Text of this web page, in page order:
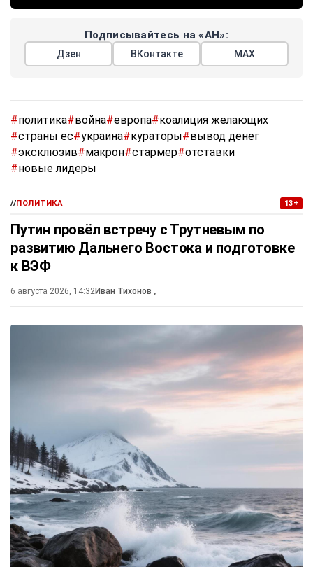
Подписывайтесь на «АН»:
Дзен ВКонтакте МАХ
#политика#война#европа#коалиция желающих
#страны ес#украина#кураторы#вывод денег
#эксклюзив#макрон#стармер#отставки
#новые лидеры
//ПОЛИТИКА 13+
Путин провёл встречу с Трутневым по
развитию Дальнего Востока и подготовке
к ВЭФ
6 августа 2026, 14:32Иван Тихонов ,